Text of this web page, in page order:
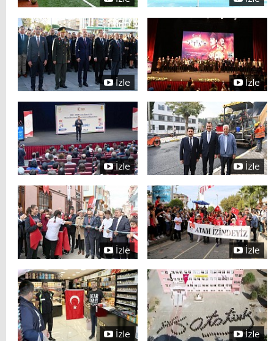
İzle İzle
İzle İzle
İzle İzle
İzle İzle